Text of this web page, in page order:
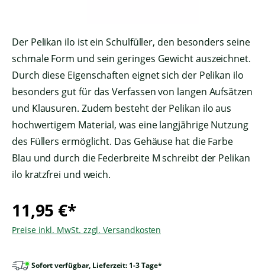
Der Pelikan ilo ist ein Schulfüller, den besonders seine
schmale Form und sein geringes Gewicht auszeichnet.
Durch diese Eigenschaften eignet sich der Pelikan ilo
besonders gut für das Verfassen von langen Aufsätzen
und Klausuren. Zudem besteht der Pelikan ilo aus
hochwertigem Material, was eine langjährige Nutzung
des Füllers ermöglicht. Das Gehäuse hat die Farbe
Blau und durch die Federbreite M schreibt der Pelikan
ilo kratzfrei und weich.
11,95 €*
Preise inkl. MwSt. zzgl. Versandkosten
Sofort verfügbar, Lieferzeit: 1-3 Tage*